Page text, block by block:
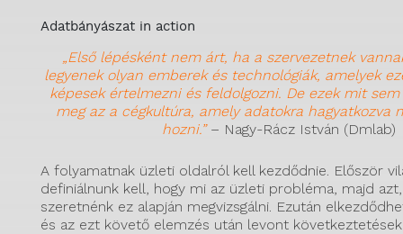
Adatbányászat in action
„Első lépésként nem árt, ha a szervezetnek
legyenek olyan emberek és technológiák, amelyek
képesek értelmezni és feldolgozni. De ezek mit
meg az a cégkultúra, amely adatokra hagyatkozva
hozni.” – Nagy-Rácz István (Dmlab)
A folyamatnak üzleti oldalról kell kezdődnie. Először
definiálnunk kell, hogy mi az üzleti probléma, majd
szeretnénk ez alapján megvizsgálni. Ezután
és az ezt követő elemzés után levont